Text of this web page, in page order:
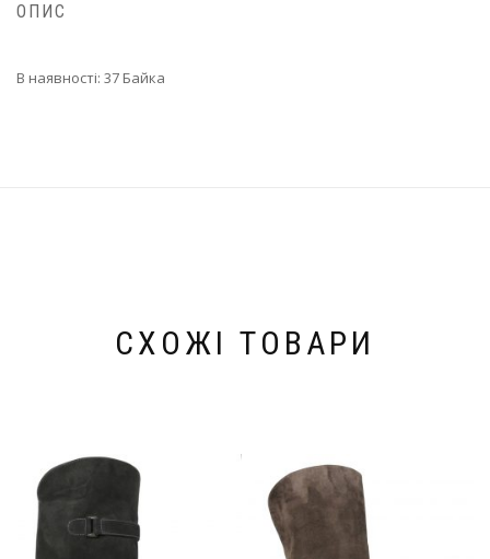
ОПИС
В наявності: 37 Байка
СХОЖІ ТОВАРИ